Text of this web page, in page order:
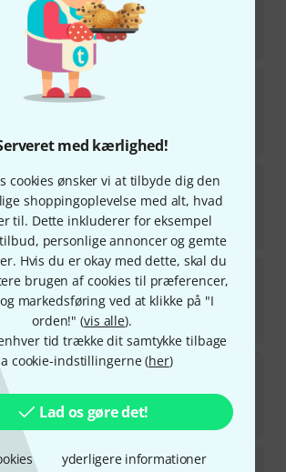
med kærlighed!
cookies ønsker vi at tilbyde dig den
shoppingoplevelse med alt, hvad
til. Dette inkluderer for eksempel
personlige annoncer og gemte
Hvis du er okay med dette, skal du
brugen af cookies til præferencer,
markedsføring ved at klikke på "I
orden!" (vis alle).
tid trække dit samtykke tilbage
cookie-indstillingerne (her)
Lad os gøre det!
yderligere informationer
kr
Aebersold
AebersoldUnforgettable Standards
2
på lager
kr
Maiden Voyage A-Sax
på lager
kr
AebersoldDavid Sanborn Songs
kr
AebersoldJazz Holiday Classics